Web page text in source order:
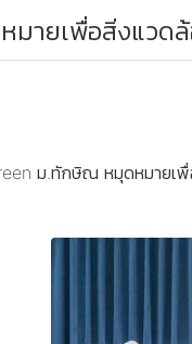
ายเพื่อสิ่งแวด
ม.ทักษิณ หมุดหมายเ